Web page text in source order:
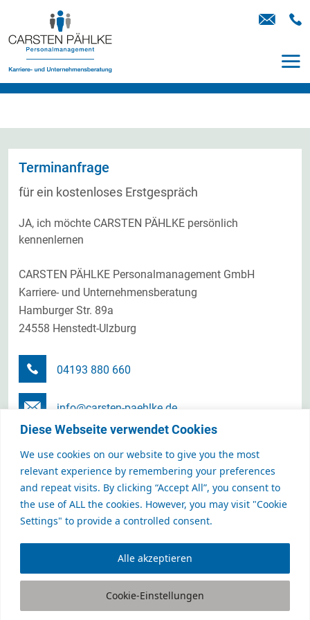
Diese Webseite verwendet Cookies
We use cookies on our website to give you the most
relevant experience by remembering your preferences
and repeat visits. By clicking “Accept All”, you consent to
the use of ALL the cookies. However, you may visit "Cookie
Settings" to provide a controlled consent.
Cookie-Einstellungen
Alle akzeptieren
Terminanfrage
für ein kostenloses Erstgespräch
JA, ich möchte CARSTEN PÄHLKE persönlich
kennenlernen
CARSTEN PÄHLKE Personalmanagement GmbH
Karriere- und Unternehmensberatung
Hamburger Str. 89a
24558 Henstedt-Ulzburg
04193 880 660
info@carsten-paehlke.de
Terminanfrage senden
CARSTEN PÄHLKE Personalmanagement GmbH
Karriere- und Unternehmensberatung
NEWSLETTER
IMPRESSUM
DATENSCHUTZERKLÄRUNG
AGB